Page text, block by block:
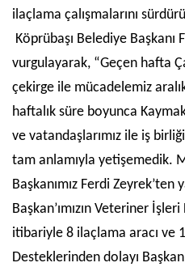
ilaçlama çalışmalarını
Köprübaşı Belediye Başkanı
vurgulayarak, “Geçen hafta
çekirge ile mücadelemiz
haftalık süre boyunca
ve vatandaşlarımız ile iş
tam anlamıyla yetişemedik.
Başkanımız Ferdi Zeyrek’ten
Başkan’ımızın Veteriner
itibariyle 8 ilaçlama aracı ve
Desteklerinden dolayı